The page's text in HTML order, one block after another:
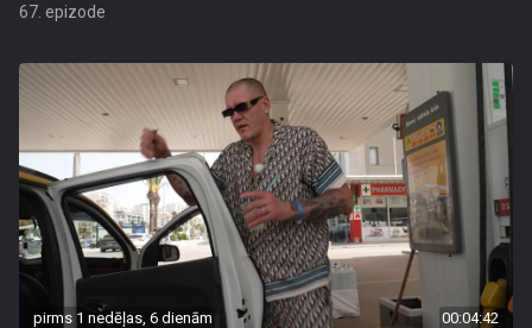
67. epizode
pirms 1 nedēļas, 6 dienām 00:04:42